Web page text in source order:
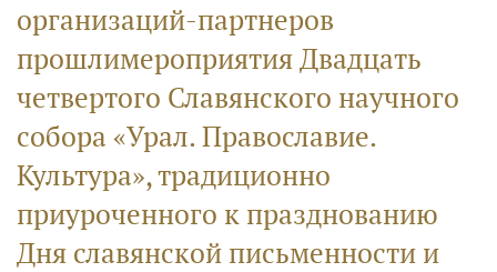
организаций-партнеров
прошлимероприятия Двадцать
четвертого Славянского научного
собора «Урал. Православие.
Культура», традиционно
приуроченного к празднованию
Дня славянской письменности и